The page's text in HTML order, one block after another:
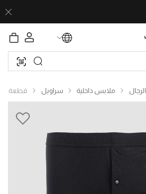
الرجال ملابس داخلية سراويل قطعة